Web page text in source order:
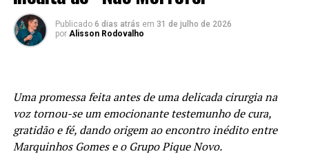
Espírito. Versos como
nos de novo”e“Inunda-nos com Tua glória”
oração de uma Igreja que reconhece sua dependência de
O projeto “ Avivamento”preserva a atmosfera de intensa
adoração vivida na noite da gravação. O álbum nasceu
como um convite para que a Igreja mergulhe mais
Publicado 6 dias atrás em 31 de julho de 2026
por Alisson Rodovalho
Uma promessa feita antes de uma delicada cirurgia na
voz tornou-se um emocionante testemunho de cura,
gratidão e fé, dando origem ao encontro inédito entre
Marquinhos Gomes e o Grupo Pique Novo.